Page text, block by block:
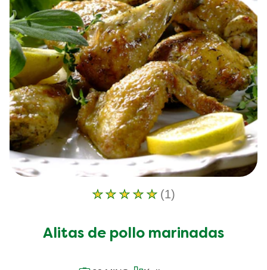
La
de
(1)
Alitas de pollo marinadas